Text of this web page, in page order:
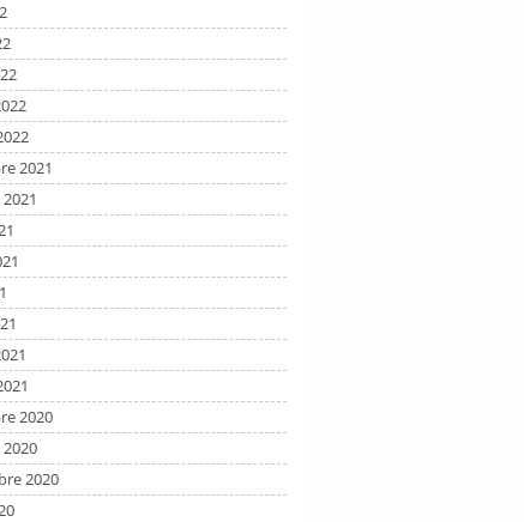
2021
2020
2020